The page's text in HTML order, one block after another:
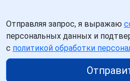
Отправляя запрос, я выражаю
персональных данных и
с политикой обработки